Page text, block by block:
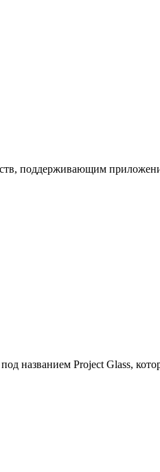
поддерживающим
названием Project Glass,